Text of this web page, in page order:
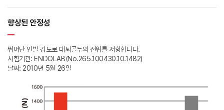
향상된 안정성
뛰어난 인발 강도로 대퇴골두의 전위를 저항합니다.
시험기관: ENDOLAB(No.265.100430.10.1482)
날짜: 2010년 5월 26일